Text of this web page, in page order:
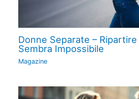
Donne Separate –
Sembra Impossibile
Magazine